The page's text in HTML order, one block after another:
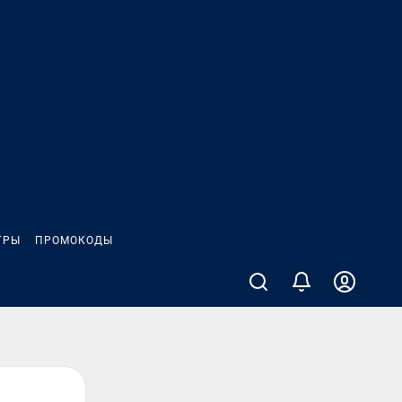
ПРОМОКОДЫ